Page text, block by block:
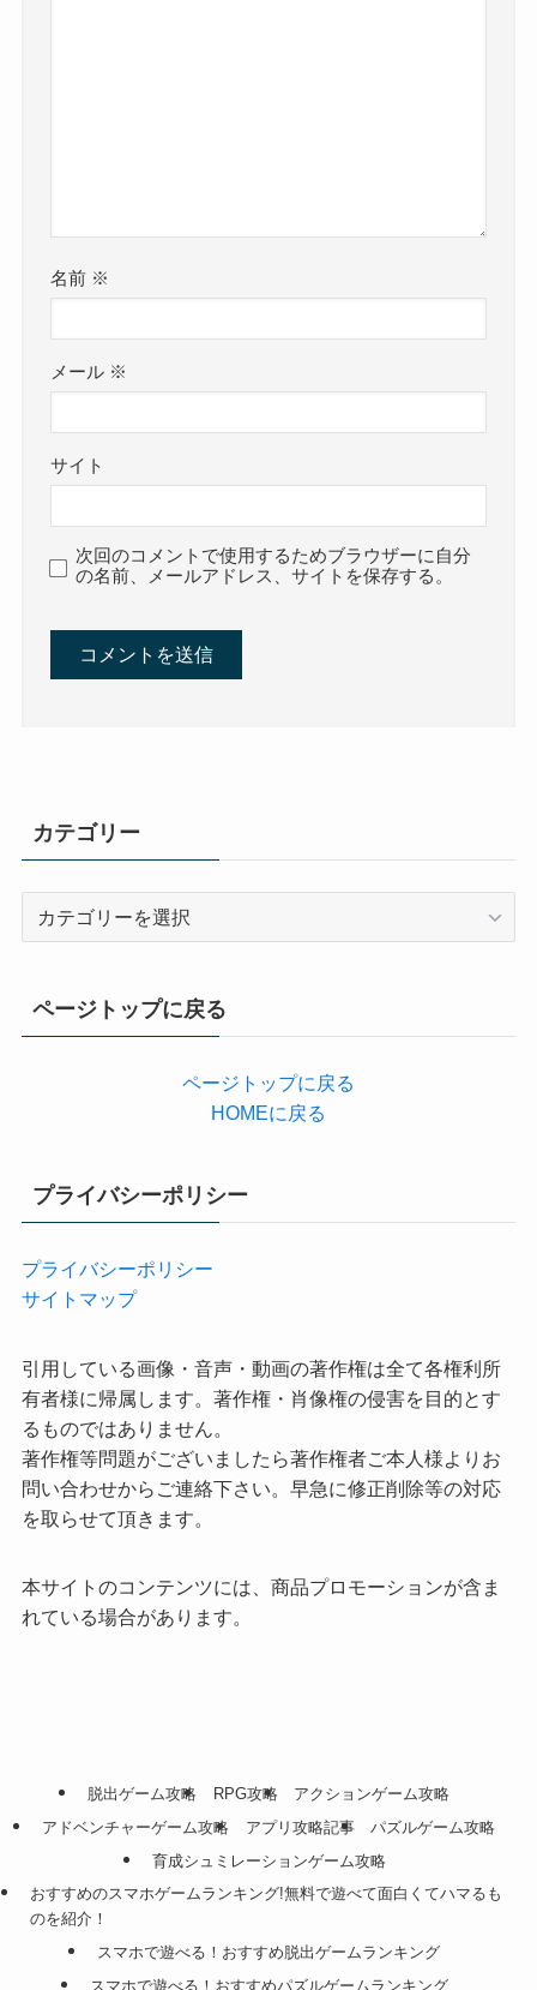
名前 ※
メール ※
サイト
次回のコメントで使用するためブラウザーに自分
の名前、メールアドレス、サイトを保存する。
カテゴリー
ページトップに戻る
ページトップに戻る
HOMEに戻る
プライバシーポリシー
プライバシーポリシー
サイトマップ
引用している画像・音声・動画の著作権は全て各権利所
有者様に帰属します。著作権・肖像権の侵害を目的とす
るものではありません。
著作権等問題がございましたら著作権者ご本人様よりお
問い合わせからご連絡下さい。早急に修正削除等の対応
を取らせて頂きます。
本サイトのコンテンツには、商品プロモーションが含ま
れている場合があります。
脱出ゲーム攻略 RPG攻略
アクションゲーム攻略
アドベンチャーゲーム攻略
アプリ攻略記事
パズルゲーム攻略
育成シュミレーションゲーム攻略
おすすめのスマホゲームランキング!無料で遊べて面白くてハマるも
のを紹介！
スマホで遊べる！おすすめ脱出ゲームランキング
スマホで遊べる！おすすめパズルゲームランキング